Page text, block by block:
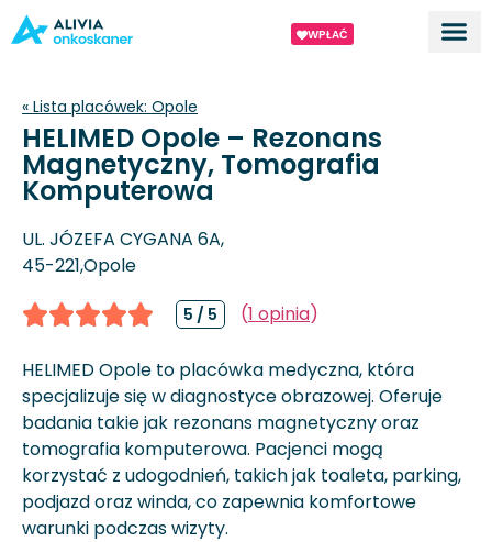
WPŁAĆ
« Lista placówek: Opole
HELIMED Opole – Rezonans
Magnetyczny, Tomografia
Komputerowa
UL. JÓZEFA CYGANA 6A,
45-221,Opole
5 / 5 (1 opinia)
HELIMED Opole to placówka medyczna, która
specjalizuje się w diagnostyce obrazowej. Oferuje
badania takie jak rezonans magnetyczny oraz
tomografia komputerowa. Pacjenci mogą
korzystać z udogodnień, takich jak toaleta, parking,
podjazd oraz winda, co zapewnia komfortowe
warunki podczas wizyty.